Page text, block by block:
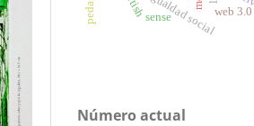
web 3.0
sense
Número actual